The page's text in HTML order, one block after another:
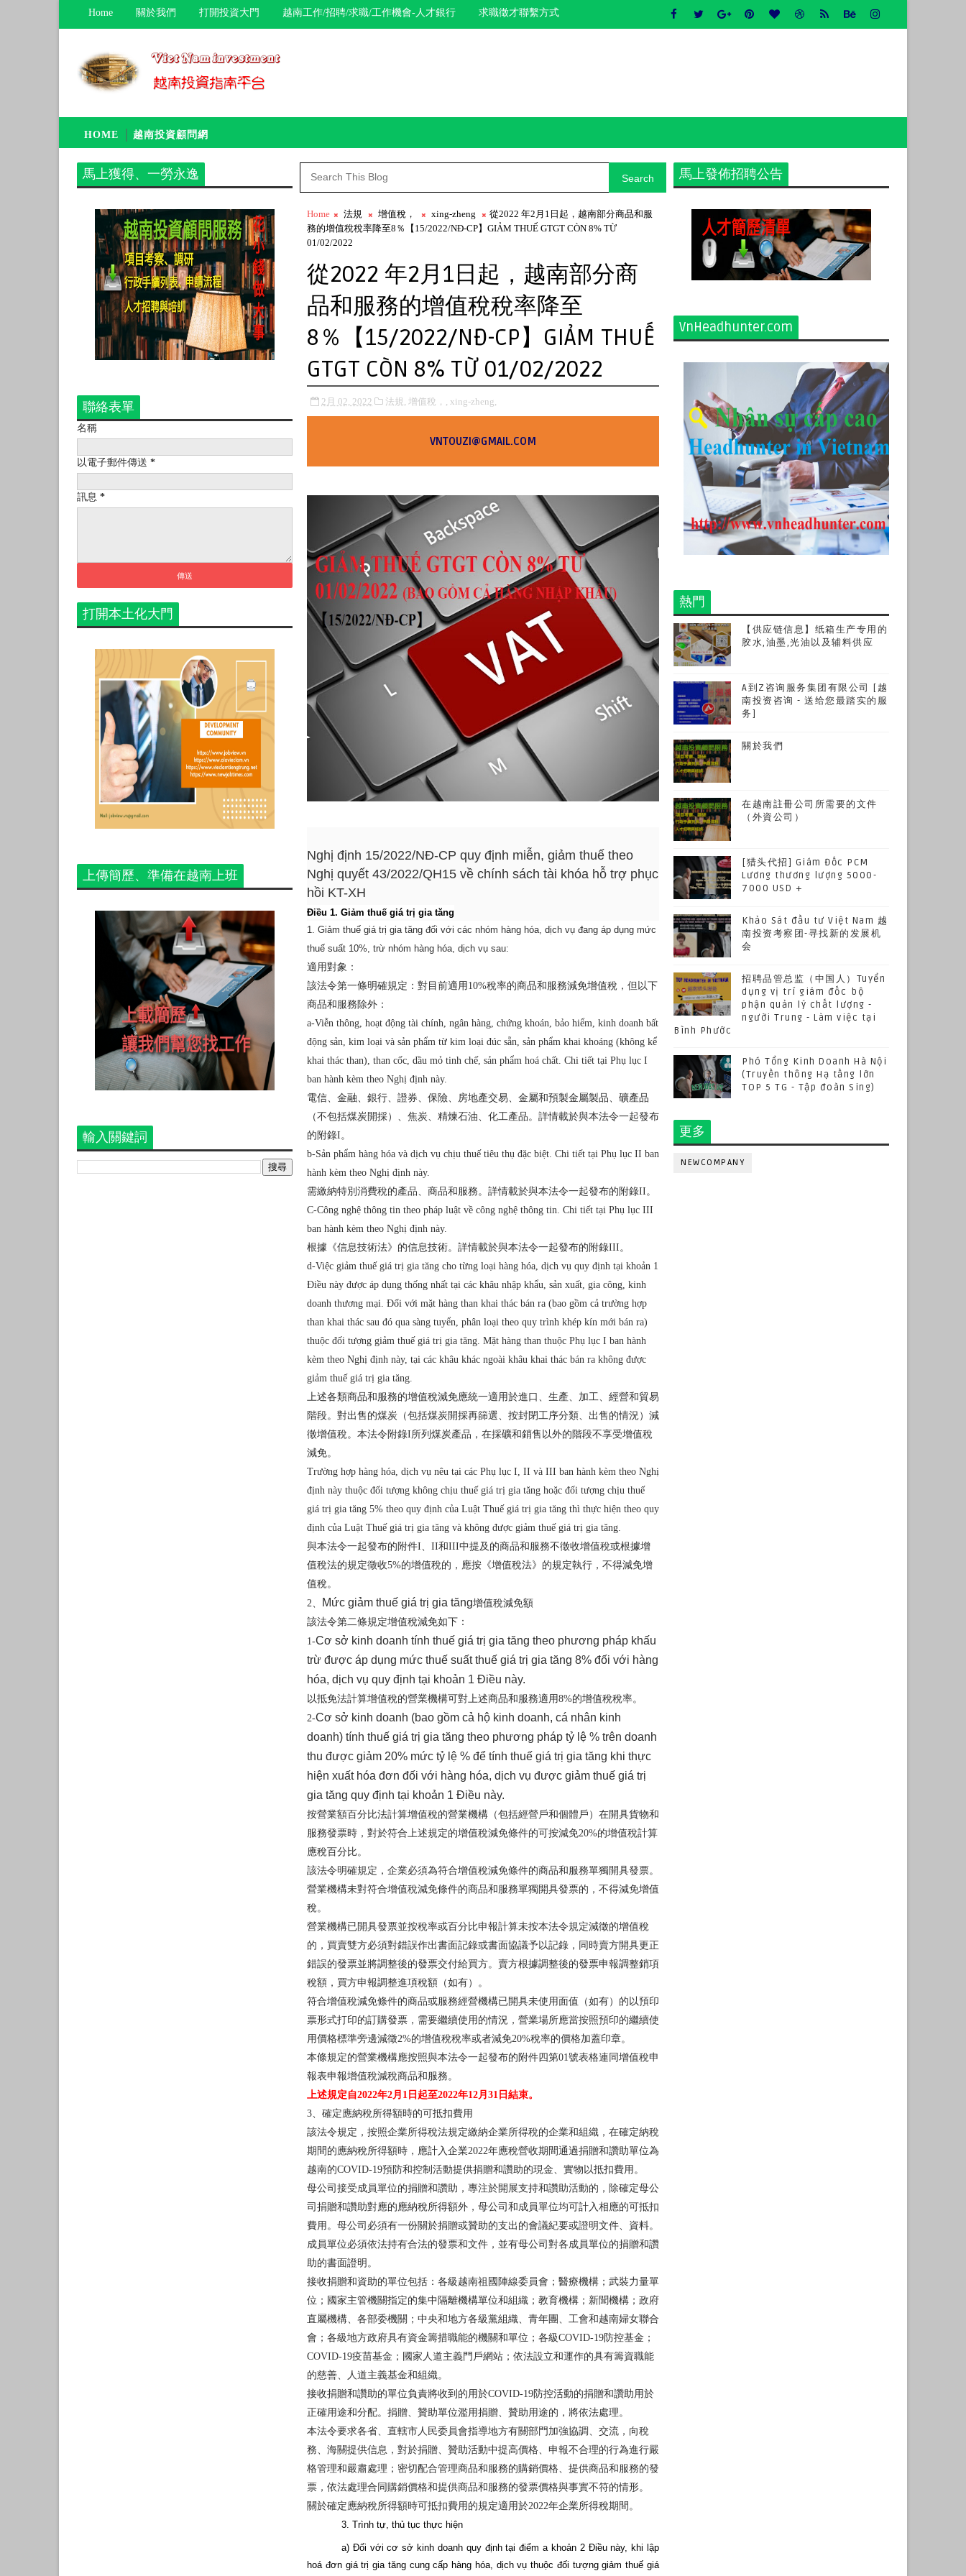
Home 關於我們 打開投資大門 越南工作/招聘/求職/工作機會-人才銀行 求職徵才聯繫方式
HOME 越南投資顧問網
馬上獲得、一勞永逸
聯絡表單
名稱
以電子郵件傳送 *
訊息 *
打開本土化大門
上傳簡歷、準備在越南上班
輸入關鍵詞
Search
Home 法規 增值稅， xing-zheng
從2022 年2月1日起，越南部分商品和服
務的增值稅稅率降至8％【15/2022/NĐ-CP】GIẢM THUẾ GTGT CÒN 8% TỪ
01/02/2022
從2022 年2月1日起，越南部分商
品和服務的增值稅稅率降至
8％【15/2022/NĐ-CP】GIẢM THUẾ
GTGT CÒN 8% TỪ 01/02/2022
2月 02, 2022 法規, 增值稅，, xing-zheng,
VNTOUZI@GMAIL.COM
Nghị định 15/2022/NĐ-CP quy định miễn, giảm thuế theo
Nghị quyết 43/2022/QH15 về chính sách tài khóa hỗ trợ phục
hồi KT-XH
Điều 1. Giảm thuế giá trị gia tăng
1. Giảm thuế giá trị gia tăng đối với các nhóm hàng hóa, dịch vụ đang áp dụng mức
thuế suất 10%, trừ nhóm hàng hóa, dịch vụ sau:
適用對象：
該法令第一條明確規定：對目前適用10%稅率的商品和服務減免增值稅，但以下
商品和服務除外：
a-Viễn thông, hoạt động tài chính, ngân hàng, chứng khoán, bảo hiểm, kinh doanh bất
động sản, kim loại và sản phẩm từ kim loại đúc sẵn, sản phẩm khai khoáng (không kể
khai thác than), than cốc, dầu mỏ tinh chế, sản phẩm hoá chất. Chi tiết tại Phụ lục I
ban hành kèm theo Nghị định này.
電信、金融、銀行、證券、保險、房地產交易、金屬和預製金屬製品、礦產品
（不包括煤炭開採）、焦炭、精煉石油、化工產品。詳情載於與本法令一起發布
的附錄I。
b-Sản phẩm hàng hóa và dịch vụ chịu thuế tiêu thụ đặc biệt. Chi tiết tại Phụ lục II ban
hành kèm theo Nghị định này.
需繳納特別消費稅的產品、商品和服務。詳情載於與本法令一起發布的附錄II。
C-Công nghệ thông tin theo pháp luật về công nghệ thông tin. Chi tiết tại Phụ lục III
ban hành kèm theo Nghị định này.
根據《信息技術法》的信息技術。詳情載於與本法令一起發布的附錄III。
d-Việc giảm thuế giá trị gia tăng cho từng loại hàng hóa, dịch vụ quy định tại khoản 1
Điều này được áp dụng thống nhất tại các khâu nhập khẩu, sản xuất, gia công, kinh
doanh thương mại. Đối với mặt hàng than khai thác bán ra (bao gồm cả trường hợp
than khai thác sau đó qua sàng tuyển, phân loại theo quy trình khép kín mới bán ra)
thuộc đối tượng giảm thuế giá trị gia tăng. Mặt hàng than thuộc Phụ lục I ban hành
kèm theo Nghị định này, tại các khâu khác ngoài khâu khai thác bán ra không được
giảm thuế giá trị gia tăng.
上述各類商品和服務的增值稅減免應統一適用於進口、生產、加工、經營和貿易
階段。對出售的煤炭（包括煤炭開採再篩選、按封閉工序分類、出售的情況）減
徵增值稅。本法令附錄I所列煤炭產品，在採礦和銷售以外的階段不享受增值稅
減免。
Trường hợp hàng hóa, dịch vụ nêu tại các Phụ lục I, II và III ban hành kèm theo Nghị
định này thuộc đối tượng không chịu thuế giá trị gia tăng hoặc đối tượng chịu thuế
giá trị gia tăng 5% theo quy định của Luật Thuế giá trị gia tăng thì thực hiện theo quy
định của Luật Thuế giá trị gia tăng và không được giảm thuế giá trị gia tăng.
與本法令一起發布的附件I、II和III中提及的商品和服務不徵收增值稅或根據增
值稅法的規定徵收5%的增值稅的，應按《增值稅法》的規定執行，不得減免增
值稅。
2、
Mức giảm thuế giá trị gia tăng增值稅減免額
該法令第二條規定增值稅減免如下：
1-Cơ sở kinh doanh tính thuế giá trị gia tăng theo phương pháp khấu
trừ được áp dụng mức thuế suất thuế giá trị gia tăng 8% đối với hàng
hóa, dịch vụ quy định tại khoản 1 Điều này.
以抵免法計算增值稅的營業機構可對上述商品和服務適用8%的增值稅稅率。
2-Cơ sở kinh doanh (bao gồm cả hộ kinh doanh, cá nhân kinh
doanh) tính thuế giá trị gia tăng theo phương pháp tỷ lệ % trên doanh
thu được giảm 20% mức tỷ lệ % để tính thuế giá trị gia tăng khi thực
hiện xuất hóa đơn đối với hàng hóa, dịch vụ được giảm thuế giá trị
gia tăng quy định tại khoản 1 Điều này.
按營業額百分比法計算增值稅的營業機構（包括經營戶和個體戶）在開具貨物和
服務發票時，對於符合上述規定的增值稅減免條件的可按減免20%的增值稅計算
應稅百分比。
該法令明確規定，企業必須為符合增值稅減免條件的商品和服務單獨開具發票。
營業機構未對符合增值稅減免條件的商品和服務單獨開具發票的，不得減免增值
稅。
營業機構已開具發票並按稅率或百分比申報計算未按本法令規定減徵的增值稅
的，買賣雙方必須對錯誤作出書面記錄或書面協議予以記錄，同時賣方開具更正
錯誤的發票並將調整後的發票交付給買方。賣方根據調整後的發票申報調整銷項
稅額，買方申報調整進項稅額（如有）。
符合增值稅減免條件的商品或服務經營機構已開具未使用面值（如有）的以預印
票形式打印的訂購發票，需要繼續使用的情況，營業場所應當按照預印的繼續使
用價格標準旁邊減徵2%的增值稅稅率或者減免20%稅率的價格加蓋印章。
本條規定的營業機構應按照與本法令一起發布的附件四第01號表格連同增值稅申
報表申報增值稅減稅商品和服務。
上述規定自2022年2月1日起至2022年12月31日結束。
3、確定應納稅所得額時的可抵扣費用
該法令規定，按照企業所得稅法規定繳納企業所得稅的企業和組織，在確定納稅
期間的應納稅所得額時，應計入企業2022年應稅營收期間通過捐贈和讚助單位為
越南的COVID-19預防和控制活動提供捐贈和讚助的現金、實物以抵扣費用。
母公司接受成員單位的捐贈和讚助，專注於開展支持和讚助活動的，除確定母公
司捐贈和讚助對應的應納稅所得額外，母公司和成員單位均可計入相應的可抵扣
費用。母公司必須有一份關於捐贈或贊助的支出的會議紀要或證明文件、資料。
成員單位必須依法持有合法的發票和文件，並有母公司對各成員單位的捐贈和讚
助的書面證明。
接收捐贈和資助的單位包括：各級越南祖國陣線委員會；醫療機構；武裝力量單
位；國家主管機關指定的集中隔離機構單位和組織；教育機構；新聞機構；政府
直屬機構、各部委機關；中央和地方各級黨組織、青年團、工會和越南婦女聯合
會；各級地方政府具有資金籌措職能的機關和單位；各級COVID-19防控基金；
COVID-19疫苗基金；國家人道主義門戶網站；依法設立和運作的具有籌資職能
的慈善、人道主義基金和組織。
接收捐贈和讚助的單位負責將收到的用於COVID-19防控活動的捐贈和讚助用於
正確用途和分配。捐贈、贊助單位濫用捐贈、贊助用途的，將依法處理。
本法令要求各省、直轄市人民委員會指導地方有關部門加強協調、交流，向稅
務、海關提供信息，對於捐贈、贊助活動中提高價格、申報不合理的行為進行嚴
格管理和嚴肅處理；密切配合管理商品和服務的購銷價格、提供商品和服務的發
票，依法處理合同購銷價格和提供商品和服務的發票價格與事實不符的情形。
關於確定應納稅所得額時可抵扣費用的規定適用於2022年企業所得稅期間。
3. Trình tự, thủ tục thực hiện
a) Đối với cơ sở kinh doanh quy định tại điểm a khoản 2 Điều này, khi lập
hoá đơn giá trị gia tăng cung cấp hàng hóa, dịch vụ thuộc đối tượng giảm thuế giá
馬上發佈招聘公告
VnHeadhunter.com
熱門
【供应链信息】纸箱生产专用的
胶水,油墨,光油以及辅料供应
A到Z咨询服务集团有限公司 [越
南投资咨询 - 送给您最踏实的服
务]
關於我們
在越南註冊公司所需要的文件
（外資公司）
[猎头代招] Giám Đốc PCM
Lương thương lượng 5000-
7000 USD +
Khảo Sát đầu tư Việt Nam 越
南投资考察团-寻找新的发展机
会
招聘品管总监（中国人）Tuyển
dụng vị trí giám đốc bộ
phận quản lý chất lượng -
người Trung - Làm việc tại
Bình Phước
Phó Tổng Kinh Doanh Hà Nội
(Truyền thông Hạ tầng lớn
TOP 5 TG - Tập đoàn Sing)
更多
NEWCOMPANY